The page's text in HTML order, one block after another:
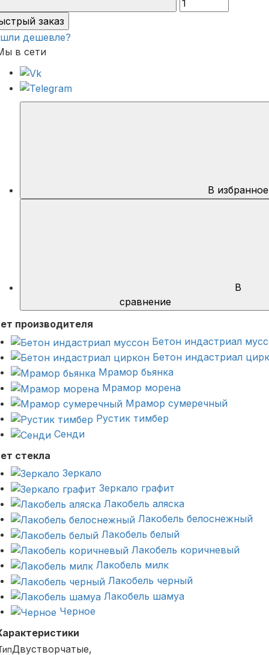
заказ
дешевле?
в сети
В избранное
В
сравнение
производителя
Бетон индастриал
Бетон индастриал
Мрамор бьянка
Мрамор морена
Мрамор сумеречный
Рустик тимбер
Сенди
стекла
Зеркало
Зеркало графит
Лакобель аляска
Лакобель белоснежный
Лакобель белый
Лакобель коричневый
Лакобель милк
Лакобель черный
Лакобель шамуа
Черное
Двустворчатые,